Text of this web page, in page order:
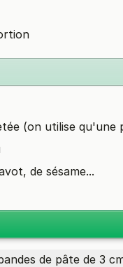
(on utilise qu'une
de sésame...
de pâte de 3